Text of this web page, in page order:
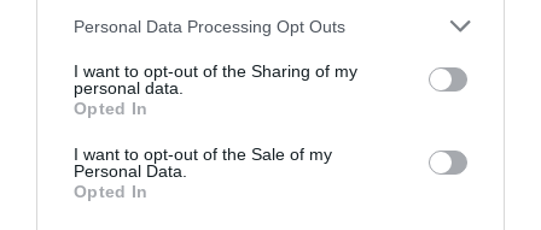
Personal Data Processing Opt Outs
I want to opt-out of the Sharing of my
personal data.
Opted In
I want to opt-out of the Sale of my
Personal Data.
Opted In
βραδινός καφές διαταράσσειτους
κιρκάδιους
μελατονίνη,συντελώντας σε προβλήματα,
όπως διαταραχές ύπνου, υπέρταση και
φλεγμονές, που αντισταθμίζουν τα πιθανά
οφέλη.